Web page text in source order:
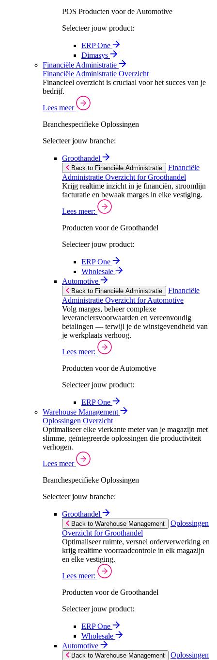
POS Producten voor de Automotive
Selecteer jouw product:
ERP One
Dimasys
Financiële Administratie
Financiële Administratie Overzicht
Financieel overzicht is cruciaal voor het succes van je
bedrijf.
Lees meer
Branchespecifieke Oplossingen
Selecteer jouw branche:
Groothandel
Back to Financiële Administratie
Financiële
Administratie Overzicht for Groothandel
Krijg realtime inzicht in je financiën, stroomlijn
facturatie en bewaak marges in elke vestiging.
Lees meer:
Producten voor de Groothandel
Selecteer jouw product:
ERP One
Wholesale
Automotive
Back to Financiële Administratie
Financiële
Administratie Overzicht for Automotive
Volg marges, beheer complexe
leveranciersvoorwaarden en vereenvoudig
betalingen — terwijl je de winstgevendheid van
je werkplaats verhoog.
Lees meer:
Producten voor de Automotive
Selecteer jouw product:
ERP One
Warehouse Management
Oplossingen Overzicht
Optimaliseer elke vierkante meter van je magazijn met
slimme, geïntegreerde oplossingen die productiviteit
verhogen.
Lees meer
Branchespecifieke Oplossingen
Selecteer jouw branche:
Groothandel
Back to Warehouse Management
Oplossingen
Overzicht for Groothandel
Optimaliseer ruimte, versnel orderverwerking en
krijg realtime voorraadcontrole in elk magazijn
en elke vestiging.
Lees meer:
Producten voor de Groothandel
Selecteer jouw product:
ERP One
Wholesale
Automotive
Back to Warehouse Management
Oplossingen